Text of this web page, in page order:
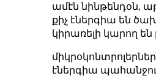
ամէն նինթենդօն,
քիչ էներգիա են
կիրառելի կարող են
էներգիա